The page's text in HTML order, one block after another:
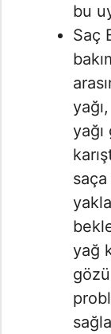
bu
Saç
yağ